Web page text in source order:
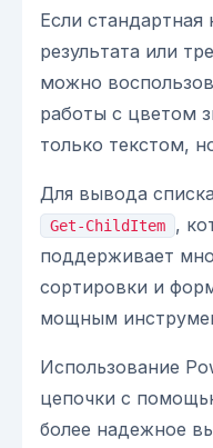
Если стандартная
результата или
можно
работы с цветом
только текстом,
Для вывода
Get-ChildItem ,
поддерживает
сортировки и
мощным
Использование
цепочки с
более надежное